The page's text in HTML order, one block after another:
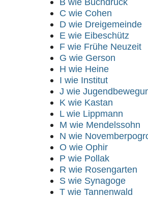
C wie Cohen
D wie Dreigemeinde
E wie Eibeschütz
F wie Frühe Neuzeit
G wie Gerson
H wie Heine
I wie Institut
J wie
K wie Kastan
L wie Lippmann
M wie Mendelssohn
N wie
O wie Ophir
P wie Pollak
R wie Rosengarten
S wie Synagoge
T wie Tannenwald